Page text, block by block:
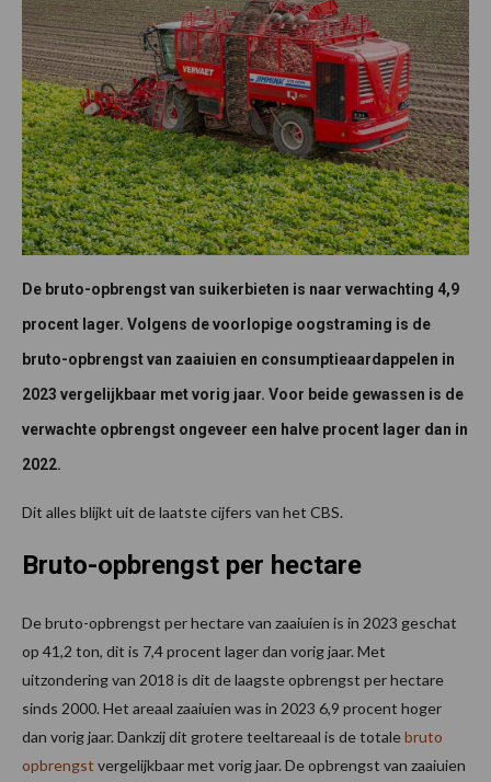
De bruto-opbrengst van suikerbieten is naar verwachting 4,9
procent lager. Volgens de voorlopige oogstraming is de
bruto-opbrengst van zaaiuien en consumptieaardappelen in
2023 vergelijkbaar met vorig jaar. Voor beide gewassen is de
verwachte opbrengst ongeveer een halve procent lager dan in
2022.
Dit alles blijkt uit de laatste cijfers van het CBS.
Bruto-opbrengst per hectare
De bruto-opbrengst per hectare van zaaiuien is in 2023 geschat
op 41,2 ton, dit is 7,4 procent lager dan vorig jaar. Met
uitzondering van 2018 is dit de laagste opbrengst per hectare
sinds 2000. Het areaal zaaiuien was in 2023 6,9 procent hoger
dan vorig jaar. Dankzij dit grotere teeltareaal is de totalebruto
opbrengst vergelijkbaar met vorig jaar. De opbrengst van zaaiuien